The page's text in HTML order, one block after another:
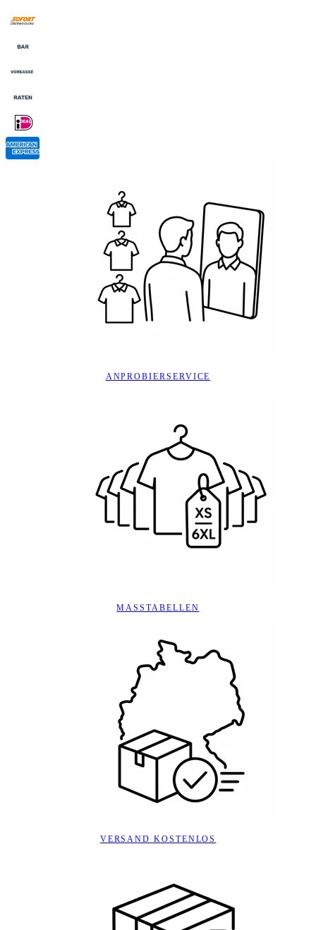
ANPROBIERSERVICE
MASSTABELLEN
VERSAND KOSTENLOS